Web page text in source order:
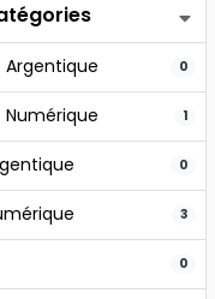
Argentique 0
Numérique 1
0
3
0